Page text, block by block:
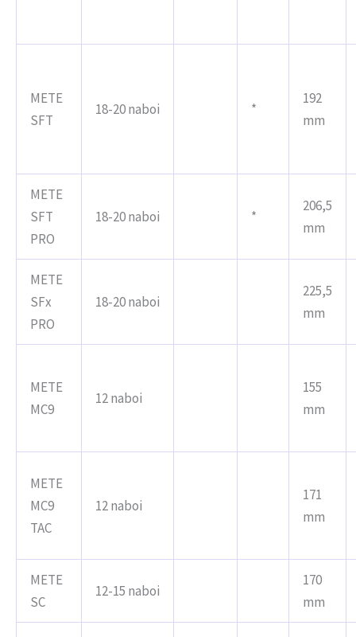
METE
SFT
18-20 naboi *
192
mm
METE
SFT
PRO
18-20 naboi *
206,5
mm
METE
SFx
PRO
18-20 naboi
225,5
mm
METE
MC9
12 naboi
155
mm
METE
MC9
TAC
12 naboi
171
mm
METE
SC
12-15 naboi
170
mm